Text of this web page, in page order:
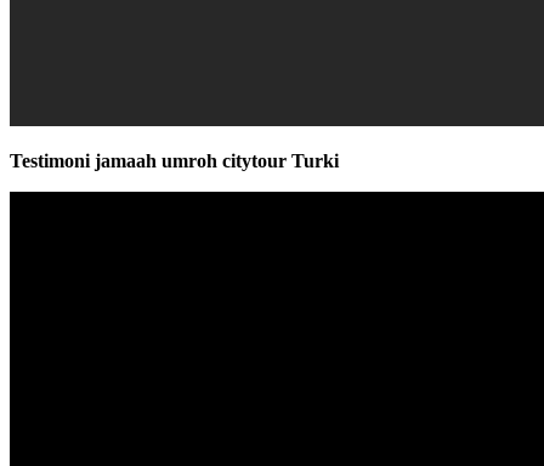
Testimoni jamaah umroh citytour Turki